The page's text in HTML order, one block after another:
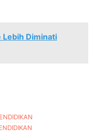
Lebih Diminati